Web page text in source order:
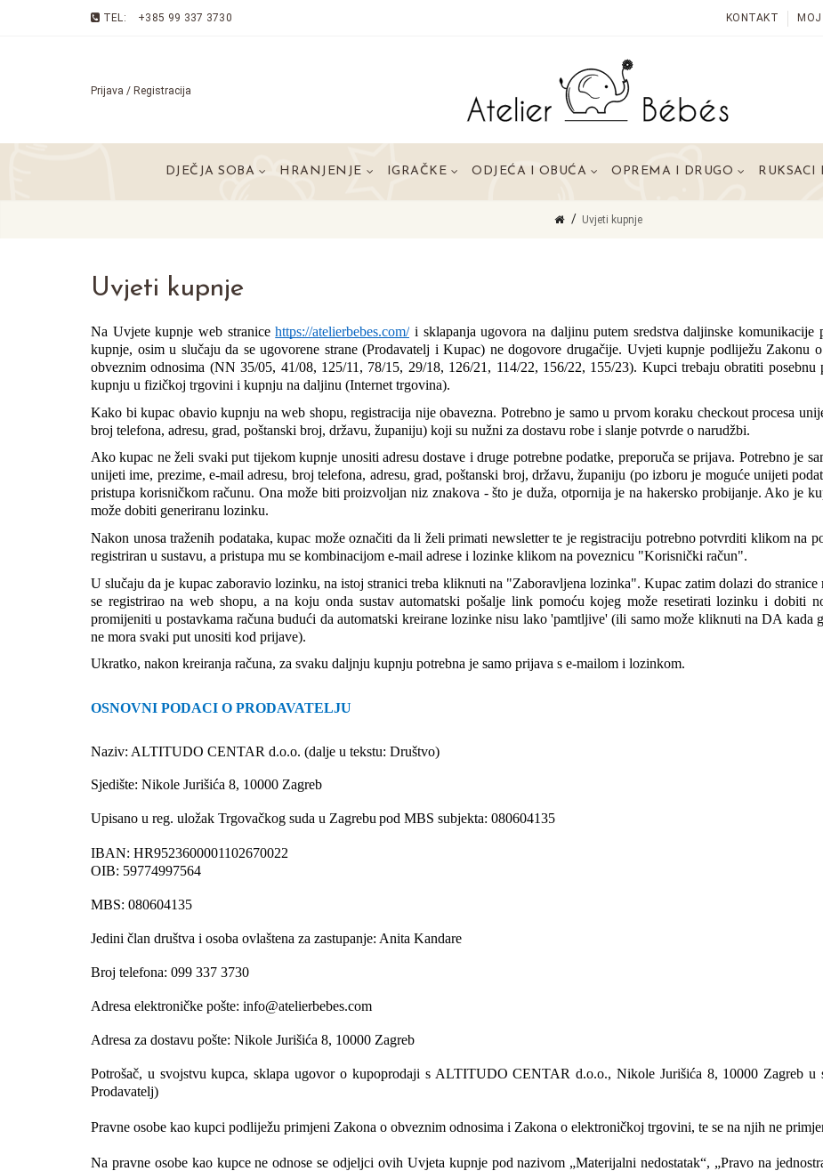
TEL: +385 99 337 3730 KONTAKT MOJ
Prijava / Registracija
DJEČJA SOBA HRANJENJE IGRAČKE ODJEĆA I OBUĆA OPREMA I DRUGO RUKSACI
Uvjeti kupnje
Uvjeti kupnje
Na Uvjete kupnje web stranice https://atelierbebes.com/ i sklapanja ugovora na daljinu putem sredstva daljinske
kupnje, osim u slučaju da se ugovorene strane (Prodavatelj i Kupac) ne dogovore drugačije. Uvjeti kupnje podliježu Zakonu
obveznim odnosima (NN 35/05, 41/08, 125/11, 78/15, 29/18, 126/21, 114/22, 156/22, 155/23). Kupci trebaju obratiti
kupnju u fizičkoj trgovini i kupnju na daljinu (Internet trgovina).
Kako bi kupac obavio kupnju na web shopu, registracija nije obavezna. Potrebno je samo u prvom koraku checkout procesa
broj telefona, adresu, grad, poštanski broj, državu, županiju) koji su nužni za dostavu robe i slanje potvrde o narudžbi.
Ako kupac ne želi svaki put tijekom kupnje unositi adresu dostave i druge potrebne podatke, preporuča se prijava. Potrebno je
unijeti ime, prezime, e-mail adresu, broj telefona, adresu, grad, poštanski broj, državu, županiju (po izboru je moguće unijeti
pristupa korisničkom računu. Ona može biti proizvoljan niz znakova - što je duža, otpornija je na hakersko probijanje. Ako je
može dobiti generiranu lozinku.
Nakon unosa traženih podataka, kupac može označiti da li želi primati newsletter te je registraciju potrebno potvrditi klikom na
registriran u sustavu, a pristupa mu se kombinacijom e-mail adrese i lozinke klikom na poveznicu "Korisnički račun".
U slučaju da je kupac zaboravio lozinku, na istoj stranici treba kliknuti na "Zaboravljena lozinka". Kupac zatim dolazi do
se registrirao na web shopu, a na koju onda sustav automatski pošalje link pomoću kojeg može resetirati lozinku i dobiti
promijeniti u postavkama računa budući da automatski kreirane lozinke nisu lako 'pamtljive' (ili samo može kliknuti na DA kada
ne mora svaki put unositi kod prijave).
Ukratko, nakon kreiranja računa, za svaku daljnju kupnju potrebna je samo prijava s e-mailom i lozinkom.
OSNOVNI PODACI O PRODAVATELJU
Naziv: ALTITUDO CENTAR d.o.o. (dalje u tekstu: Društvo)
Sjedište: Nikole Jurišića 8, 10000 Zagreb
Upisano u reg. uložak Trgovačkog suda u Zagrebu pod MBS subjekta: 080604135
IBAN: HR9523600001102670022
OIB: 59774997564
MBS: 080604135
Jedini član društva i osoba ovlaštena za zastupanje: Anita Kandare
Broj telefona: 099 337 3730
Adresa elektroničke pošte: info@atelierbebes.com
Adresa za dostavu pošte: Nikole Jurišića 8, 10000 Zagreb
Potrošač, u svojstvu kupca, sklapa ugovor o kupoprodaji s ALTITUDO CENTAR d.o.o., Nikole Jurišića 8, 10000 Zagreb u
Prodavatelj)
Pravne osobe kao kupci podliježu primjeni Zakona o obveznim odnosima i Zakona o elektroničkoj trgovini, te se na njih ne
Na pravne osobe kao kupce ne odnose se odjeljci ovih Uvjeta kupnje pod nazivom „Materijalni nedostatak“, „Pravo na